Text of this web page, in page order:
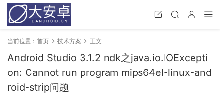
当前位置： 首页 技术方案 正文
Android Studio 3.1.2 ndk之java.io.IOExcepti
on: Cannot run program mips64el-linux-and
roid-strip问题